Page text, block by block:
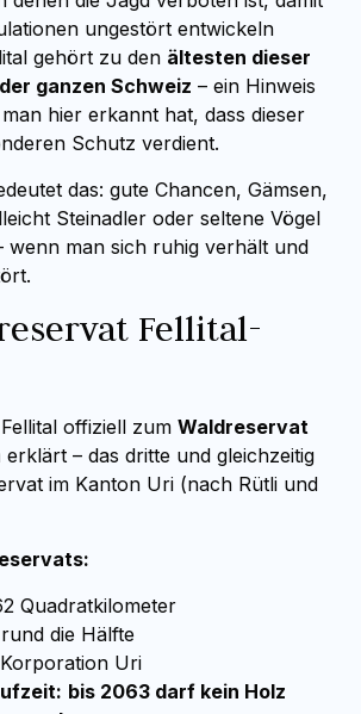
ungestört entwickeln
gehört zu den ältesten dieser
ganzen Schweiz – ein Hinweis
hier erkannt hat, dass dieser
Schutz verdient.
das: gute Chancen, Gämsen,
Steinadler oder seltene Vögel
wenn man sich ruhig verhält und
Fellital-
offiziell zum Waldreservat
erklärt – das dritte und gleichzeitig
im Kanton Uri (nach Rütli und
Quadratkilometer
rund die Hälfte
Korporation Uri
bis 2063 darf kein Holz